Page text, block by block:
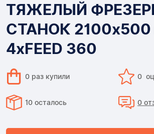
ТЯЖЕЛЫЙ
СТАНОК
4xFEED 360
0 раз купили 0
10 осталось 0